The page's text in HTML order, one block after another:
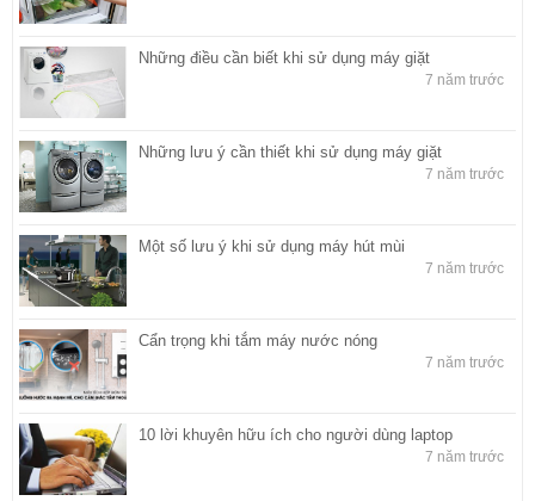
Những điều cần biết khi sử dụng máy giặt
7 năm trước
Những lưu ý cần thiết khi sử dụng máy giặt
7 năm trước
Một số lưu ý khi sử dụng máy hút mùi
7 năm trước
Cẩn trọng khi tắm máy nước nóng
7 năm trước
10 lời khuyên hữu ích cho người dùng laptop
7 năm trước